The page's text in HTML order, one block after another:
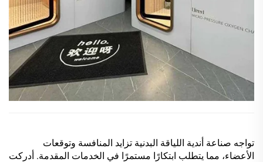
تواجه صناعة أندية اللياقة البدنية تزايد المنافسة وتوقعات
الأعضاء، مما يتطلب ابتكارًا مستمرًا في الخدمات المقدمة. أدركت